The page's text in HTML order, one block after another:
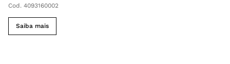
Cod. 4093160002
Saiba mais